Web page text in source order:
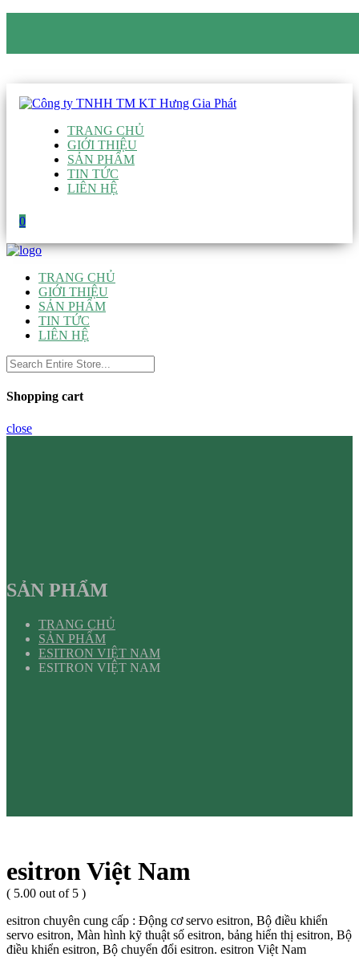
TRANG CHỦ
GIỚI THIỆU
SẢN PHẨM
TIN TỨC
LIÊN HỆ
0
TRANG CHỦ
GIỚI THIỆU
SẢN PHẨM
TIN TỨC
LIÊN HỆ
Shopping cart
close
SẢN PHẨM
TRANG CHỦ
SẢN PHẨM
ESITRON VIỆT NAM
ESITRON VIỆT NAM
esitron Việt Nam
( 5.00 out of 5 )
esitron chuyên cung cấp : Động cơ servo esitron, Bộ điều khiển
servo esitron, Màn hình kỹ thuật số esitron, bảng hiển thị esitron, Bộ
điều khiển esitron, Bộ chuyển đổi esitron. esitron Việt Nam